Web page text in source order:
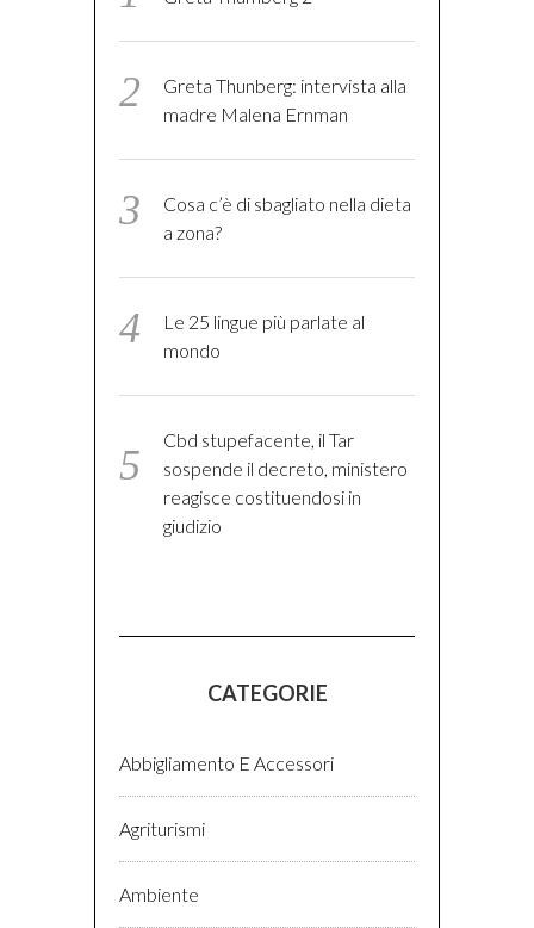
Greta Thunberg: intervista alla
madre Malena Ernman
Cosa c’è di sbagliato nella dieta
a zona?
Le 25 lingue più parlate al
mondo
Cbd stupefacente, il Tar
sospende il decreto, ministero
reagisce costituendosi in
giudizio
CATEGORIE
Abbigliamento E Accessori
Agriturismi
Ambiente